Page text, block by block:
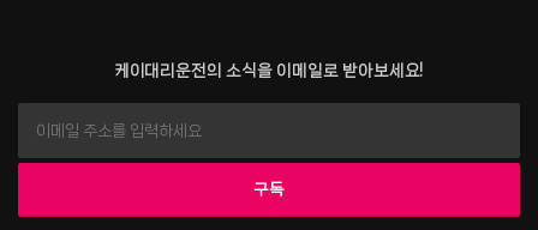
케이대리운전의 소식을 이메일로 받아보세요!